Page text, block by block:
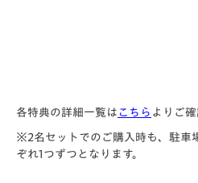
各特典の詳細一覧は こちら よりご確
※2名セットでのご購入時も、駐車
ぞれ1つずつとなります。